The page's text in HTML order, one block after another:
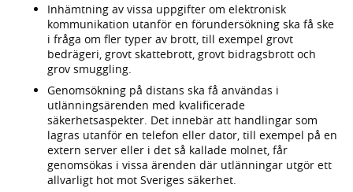
Inhämtning av vissa uppgifter om elektronisk
kommunikation utanför en förundersökning ska få ske
i fråga om fler typer av brott, till exempel grovt
bedrägeri, grovt skattebrott, grovt bidragsbrott och
grov smuggling.
Genomsökning på distans ska få användas i
utlänningsärenden med kvalificerade
säkerhetsaspekter. Det innebär att handlingar som
lagras utanför en telefon eller dator, till exempel på en
extern server eller i det så kallade molnet, får
genomsökas i vissa ärenden där utlänningar utgör ett
allvarligt hot mot Sveriges säkerhet.